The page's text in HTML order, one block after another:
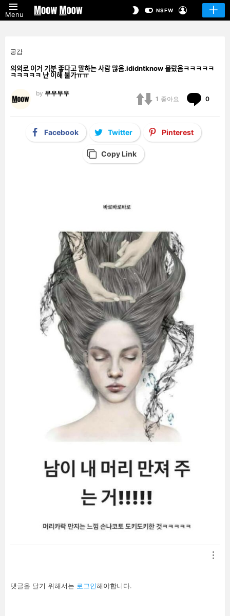
Menu
SWITCHNSFW
공감
의외로 이거 기분 좋다고 말하는 사람 많음.ididntknow 몰랐음ㅋㅋㅋㅋㅋ
ㅋㅋㅋㅋㅋ 난 이해 불가ㅠㅠ
by 무우무우
1 좋아요 0
Facebook Twitter Pinterest
Copy Link
답
글
댓글을 달기 위해서는 로그인해야합니다.